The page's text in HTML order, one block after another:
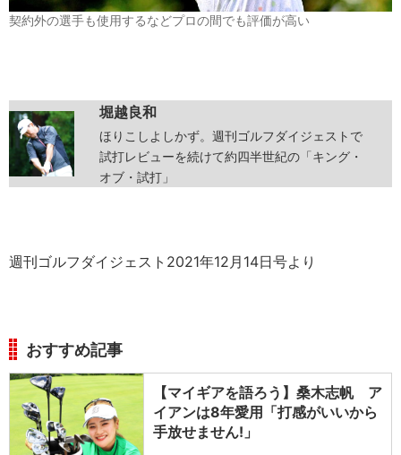
契約外の選手も使用するなどプロの間でも評価が高い
堀越良和
ほりこしよしかず。週刊ゴルフダイジェストで
試打レビューを続けて約四半世紀の「キング・
オブ・試打」
週刊ゴルフダイジェスト2021年12月14日号より
おすすめ記事
【マイギアを語ろう】桑木志帆 ア
イアンは8年愛用「打感がいいから
手放せません!」